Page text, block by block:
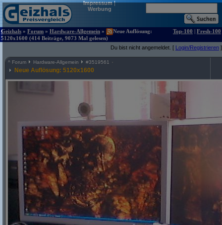
Impressum|
Werbung
Geizhals » Forum » Hardware-Allgemein »
Neue Auflösung:
5120x1600 (414 Beiträge, 9073 Mal gelesen)
Top-100 | Fresh-100
Du bist nicht angemeldet. [ Login/Registrieren ]
^ Forum Hardware-Allgemein #3519561
Neue Auflösung: 5120x1600